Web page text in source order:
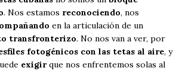
. Nos estamos reconociendo, nos
en la articulación de un
transfronterizo. No nos van a ver, por
fotogénicos con las tetas al aire, y
exigirque nos enfrentemos solas al